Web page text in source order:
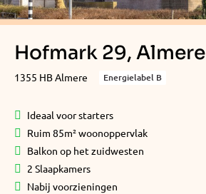
Hofmark 29, Almere
1355 HB Almere Energielabel B
Ideaal voor starters
Ruim 85m² woonoppervlak
Balkon op het zuidwesten
2 Slaapkamers
Nabij voorzieningen